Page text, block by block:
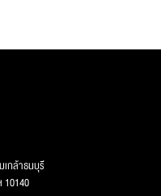
เกล้าธนบุรี
10140